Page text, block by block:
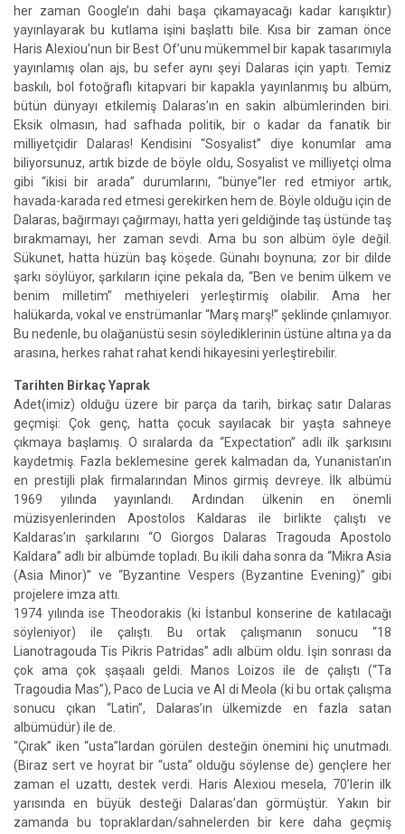
her zaman Google’ın dahi başa çıkamayacağı kadar karışıktır)
yayınlayarak bu kutlama işini başlattı bile. Kısa bir zaman önce
Haris Alexiou’nun bir Best Of’unu mükemmel bir kapak tasarımıyla
yayınlamış olan ajs, bu sefer aynı şeyi Dalaras için yaptı. Temiz
baskılı, bol fotoğraflı kitapvari bir kapakla yayınlanmış bu albüm,
bütün dünyayı etkilemiş Dalaras’ın en sakin albümlerinden biri.
Eksik olmasın, had safhada politik, bir o kadar da fanatik bir
milliyetçidir Dalaras! Kendisini “Sosyalist” diye konumlar ama
biliyorsunuz, artık bizde de böyle oldu, Sosyalist ve milliyetçi olma
gibi “ikisi bir arada” durumlarını, “bünye”ler red etmiyor artık,
havada-karada red etmesi gerekirken hem de. Böyle olduğu için de
Dalaras, bağırmayı çağırmayı, hatta yeri geldiğinde taş üstünde taş
bırakmamayı, her zaman sevdi. Ama bu son albüm öyle değil.
Sükunet, hatta hüzün baş köşede. Günahı boynuna; zor bir dilde
şarkı söylüyor, şarkıların içine pekala da, “Ben ve benim ülkem ve
benim milletim” methiyeleri yerleştirmiş olabilir. Ama her
halükarda, vokal ve enstrümanlar “Marş marş!” şeklinde çınlamıyor.
Bu nedenle, bu olağanüstü sesin söylediklerinin üstüne altına ya da
arasına, herkes rahat rahat kendi hikayesini yerleştirebilir.
Tarihten Birkaç Yaprak
Adet(imiz) olduğu üzere bir parça da tarih, birkaç satır Dalaras
geçmişi: Çok genç, hatta çocuk sayılacak bir yaşta sahneye
çıkmaya başlamış. O sıralarda da “Expectation” adlı ilk şarkısını
kaydetmiş. Fazla beklemesine gerek kalmadan da, Yunanistan’ın
en prestijli plak firmalarından Minos girmiş devreye. İlk albümü
1969 yılında yayınlandı. Ardından ülkenin en önemli
müzisyenlerinden Apostolos Kaldaras ile birlikte çalıştı ve
Kaldaras’ın şarkılarını “O Giorgos Dalaras Tragouda Apostolo
Kaldara” adlı bir albümde topladı. Bu ikili daha sonra da “Mikra Asia
(Asia Minor)” ve “Byzantine Vespers (Byzantine Evening)” gibi
projelere imza attı.
1974 yılında ise Theodorakis (ki İstanbul konserine de katılacağı
söyleniyor) ile çalıştı. Bu ortak çalışmanın sonucu “18
Lianotragouda Tis Pikris Patridas” adlı albüm oldu. İşin sonrası da
çok ama çok şaşaalı geldi. Manos Loizos ile de çalıştı (“Ta
Tragoudia Mas”), Paco de Lucia ve Al di Meola (ki bu ortak çalışma
sonucu çıkan “Latin”, Dalaras’ın ülkemizde en fazla satan
albümüdür) ile de.
“Çırak” iken “usta”lardan görülen desteğin önemini hiç unutmadı.
(Biraz sert ve hoyrat bir “usta” olduğu söylense de) gençlere her
zaman el uzattı, destek verdi. Haris Alexiou mesela, 70’lerin ilk
yarısında en büyük desteği Dalaras’dan görmüştür. Yakın bir
zamanda bu topraklardan/sahnelerden bir kere daha geçmiş